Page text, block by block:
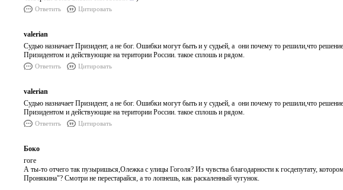
Ответить Цитировать
valerian
Судью назначает Призидент, а не бог. Ошибки могут быть и у судьей, а они почему то решили,что
Призидентом и действующие на територии России. такое сплошь и рядом.
Ответить Цитировать
valerian
Судью назначает Призидент, а не бог. Ошибки могут быть и у судьей, а они почему то решили,что
Призидентом и действующие на територии России. такое сплошь и рядом.
Ответить Цитировать
Боко
гоге
А ты-то отчего так пузыришься,Олежка с улицы Гоголя? Из чувства благодарности к госдепутату,
Пронякина"? Смотри не перестарайся, а то лопнешь, как раскаленный чугунок.